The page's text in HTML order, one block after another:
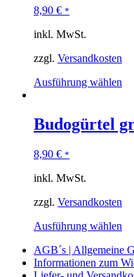
8,90 € *
inkl. MwSt.
zzgl. Versandkosten
Ausführung wählen
Budogürtel
8,90 € *
inkl. MwSt.
zzgl. Versandkosten
Ausführung wählen
AGB´s | Allgemeine
Informationen zum